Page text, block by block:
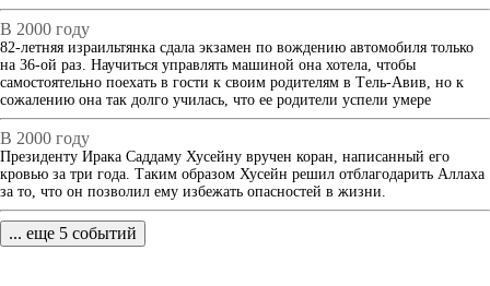
В 2000 году
82-летняя израильтянка сдала экзамен по вождению автомобиля только
на 36-ой раз. Научиться управлять машиной она хотела, чтобы
самостоятельно поехать в гости к своим родителям в Tель-Авив, но к
сожалению она так долго училась, что ее родители успели умере
В 2000 году
Президенту Ирака Саддаму Хусейну вручен коран, написанный его
кровью за три года. Таким образом Хусейн решил отблагодарить Аллаха
за то, что он позволил ему избежать опасностей в жизни.
... еще 5 событий